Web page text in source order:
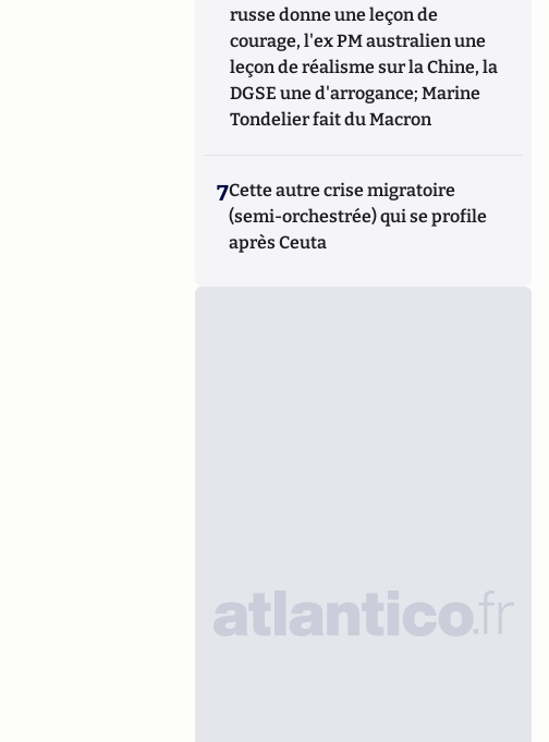
russe donne une leçon de
courage, l'ex PM australien une
leçon de réalisme sur la Chine, la
DGSE une d'arrogance; Marine
Tondelier fait du Macron
7Cette autre crise migratoire
(semi-orchestrée) qui se profile
après Ceuta